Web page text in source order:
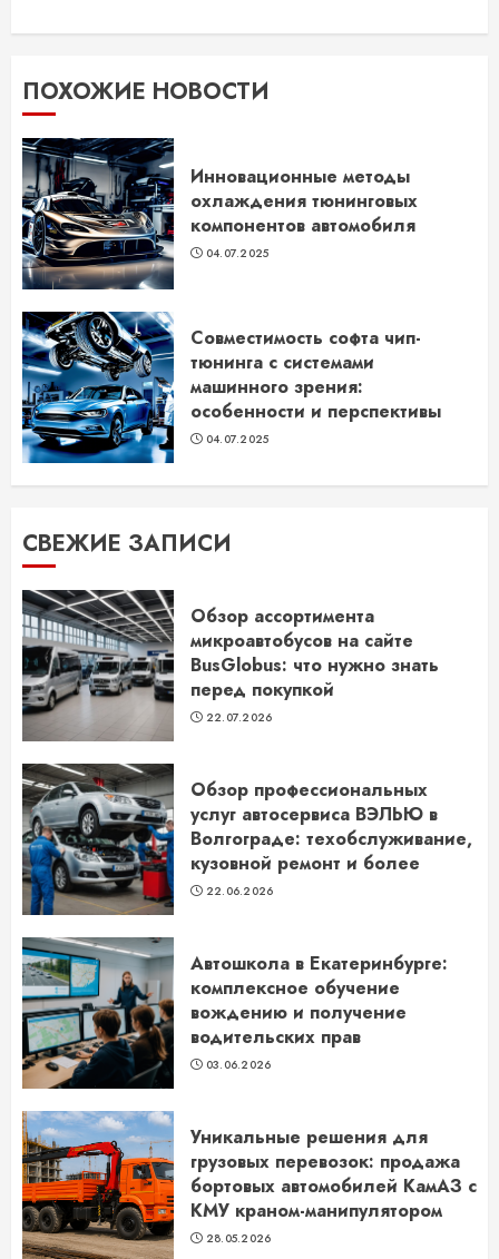
ПОХОЖИЕ НОВОСТИ
Инновационные методы
охлаждения тюнинговых
компонентов автомобиля
04.07.2025
Совместимость софта чип-
тюнинга с системами
машинного зрения:
особенности и перспективы
04.07.2025
СВЕЖИЕ ЗАПИСИ
Обзор ассортимента
микроавтобусов на сайте
BusGlobus: что нужно знать
перед покупкой
22.07.2026
Обзор профессиональных
услуг автосервиса ВЭЛЬЮ в
Волгограде: техобслуживание,
кузовной ремонт и более
22.06.2026
Автошкола в Екатеринбурге:
комплексное обучение
вождению и получение
водительских прав
03.06.2026
Уникальные решения для
грузовых перевозок: продажа
бортовых автомобилей КамАЗ с
КМУ краном-манипулятором
28.05.2026